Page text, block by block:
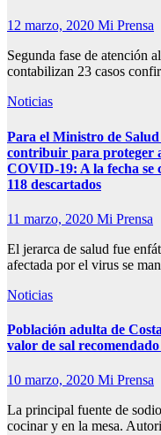
12 marzo, 2020 Mi Prensa
Segunda fase de atención
contabilizan 23 casos
Noticias
Para el Ministro de Salud
contribuir para proteger
COVID-19: A la fecha se
118 descartados
11 marzo, 2020 Mi Prensa
El jerarca de salud fue
afectada por el virus se
Noticias
Población adulta de
valor de sal
10 marzo, 2020 Mi Prensa
La principal fuente de
cocinar y en la mesa.